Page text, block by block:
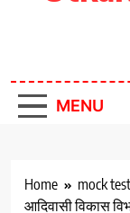
MENU
Home
mock test
आदिवासी विकास